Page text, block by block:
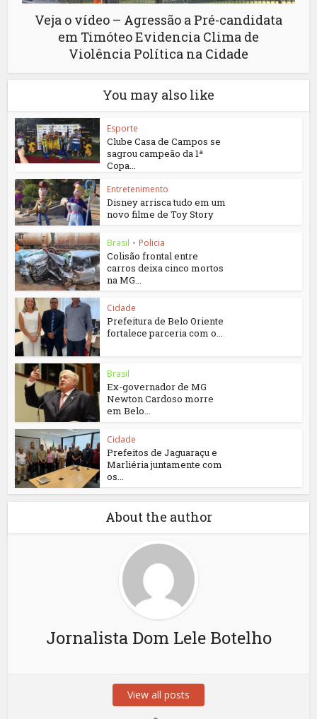
Veja o vídeo – Agressão a Pré-candidata
em Timóteo Evidencia Clima de
Violência Política na Cidade
You may also like
Esporte
Clube Casa de Campos se
sagrou campeão da 1ª
Copa...
Entretenimento
Disney arrisca tudo em um
novo filme de Toy Story
Brasil • Policia
Colisão frontal entre
carros deixa cinco mortos
na MG...
Cidade
Prefeitura de Belo Oriente
fortalece parceria com o...
Brasil
Ex-governador de MG
Newton Cardoso morre
em Belo...
Cidade
Prefeitos de Jaguaraçu e
Marliéria juntamente com
os...
About the author
Jornalista Dom Lele Botelho
View all posts